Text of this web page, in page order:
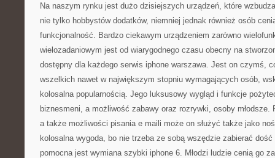
Na naszym rynku jest dużo dzisiejszych urządzeń, które
nie tylko hobbystów dodatków, niemniej jednak również osób
funkcjonalność. Bardzo ciekawym urządzeniem zarówno
wielozadaniowym jest od wiarygodnego czasu obecny na
dostępny dla każdego serwis iphone warszawa. Jest on czymś,
wszelkich nawet w największym stopniu wymagających osób,
kolosalna popularnością. Jego luksusowy wygląd i funkcje
biznesmeni, a możliwość zabawy oraz rozrywki, osoby młodsze.
a także możliwości pisania e maili może on służyć także jako
kolosalna wygoda, bo nie trzeba ze sobą wszędzie zabierać
pomocna jest wymiana szybki iphone 6. Młodzi ludzie cenią go